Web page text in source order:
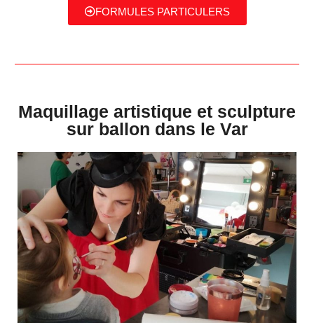
FORMULES PARTICULERS
Maquillage artistique et sculpture
sur ballon dans le Var